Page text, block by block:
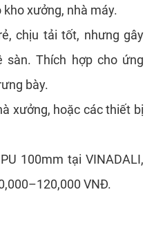
xưởng, nhà máy.
chịu tải tốt, nhưng gây
Thích hợp cho ứng
bày.
xưởng, hoặc các thiết bị
100mm tại VINADALI,
VNĐ.